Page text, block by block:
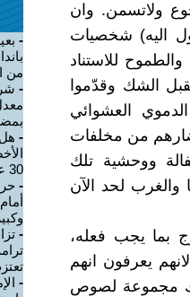
ولاتسمن. وان
اليه) شخصيات
للاستناد
الشك وقدّموا
العشوائي
من مخلفات
ووحشية تلك
والغرب لحد الآن
بما يجب فعله،
يعرفون انهم
مجموعة لصوص
-
من
-
-
30 عاماً على وفات ...
-
-
-